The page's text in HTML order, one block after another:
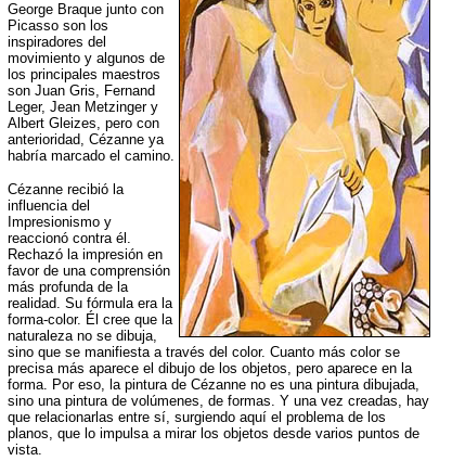
George Braque junto con
Picasso son los
inspiradores del
movimiento y algunos de
los principales maestros
son Juan Gris, Fernand
Leger, Jean Metzinger y
Albert Gleizes, pero con
anterioridad, Cézanne ya
habría marcado el camino.
Cézanne recibió la
influencia del
Impresionismo y
reaccionó contra él.
Rechazó la impresión en
favor de una comprensión
más profunda de la
realidad. Su fórmula era la
forma-color. Él cree que la
naturaleza no se dibuja,
sino que se manifiesta a través del color. Cuanto más color se
precisa más aparece el dibujo de los objetos, pero aparece en la
forma. Por eso, la pintura de Cézanne no es una pintura dibujada,
sino una pintura de volúmenes, de formas. Y una vez creadas, hay
que relacionarlas entre sí, surgiendo aquí el problema de los
planos, que lo impulsa a mirar los objetos desde varios puntos de
vista.